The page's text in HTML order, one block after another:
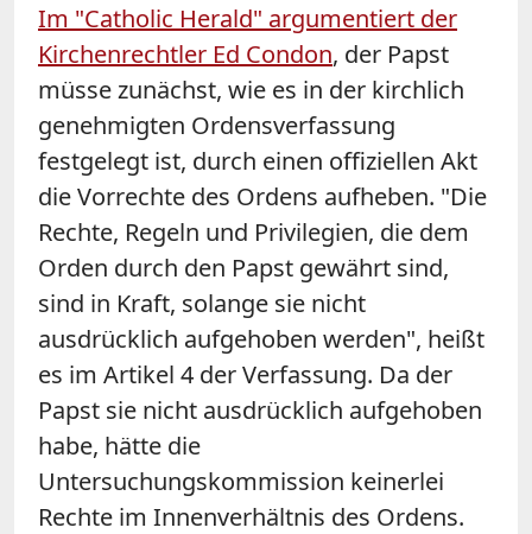
Im "Catholic Herald" argumentiert der
Kirchenrechtler Ed Condon, der Papst
müsse zunächst, wie es in der kirchlich
genehmigten Ordensverfassung
festgelegt ist, durch einen offiziellen Akt
die Vorrechte des Ordens aufheben. "Die
Rechte, Regeln und Privilegien, die dem
Orden durch den Papst gewährt sind,
sind in Kraft, solange sie nicht
ausdrücklich aufgehoben werden", heißt
es im Artikel 4 der Verfassung. Da der
Papst sie nicht ausdrücklich aufgehoben
habe, hätte die
Untersuchungskommission keinerlei
Rechte im Innenverhältnis des Ordens.